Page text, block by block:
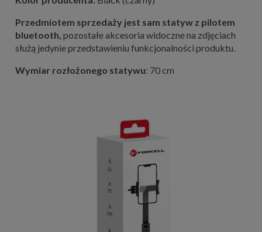
Przedmiotem sprzedaży jest sam statyw z pilotem
bluetooth, pozostałe akcesoria widoczne na zdjęciach
służą jedynie przedstawieniu funkcjonalności produktu.
Wymiar rozłożonego statywu: 70 cm